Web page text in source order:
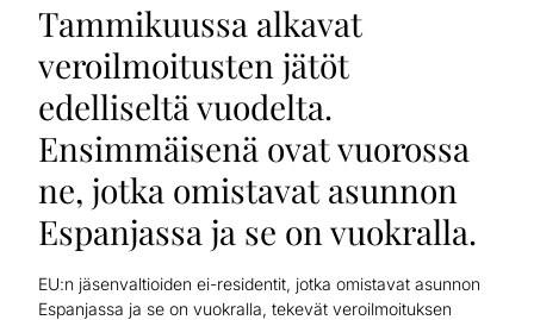
Tammikuussa alkavat
veroilmoitusten jätöt
edelliseltä vuodelta.
Ensimmäisenä ovat vuorossa
ne, jotka omistavat asunnon
Espanjassa ja se on vuokralla.
EU:n jäsenvaltioiden ei-residentit, jotka omistavat asunnon
Espanjassa ja se on vuokralla, tekevät veroilmoituksen